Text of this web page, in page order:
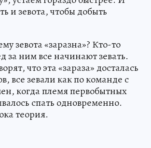
и зевота, чтобы добыть
зевота «заразна»? Кто-то
за ним все начинают зевать.
что эта «зараза» досталась
все зевали как по команде с
когда племя первобытных
спать одновременно.
теория.